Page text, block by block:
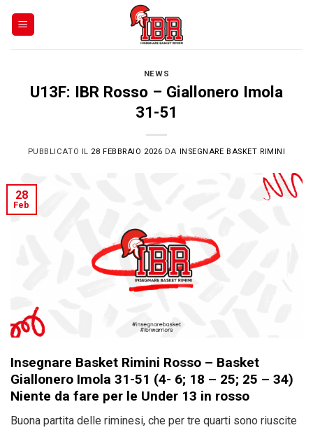
NEWS
U13F: IBR Rosso – Giallonero Imola
31-51
PUBBLICATO IL 28 FEBBRAIO 2026 DA INSEGNARE BASKET RIMINI
28
Feb
Insegnare Basket Rimini Rosso – Basket
Giallonero Imola 31-51 (4- 6; 18 – 25; 25 – 34)
Niente da fare per le Under 13 in rosso
Buona partita delle riminesi, che per tre quarti sono riuscite